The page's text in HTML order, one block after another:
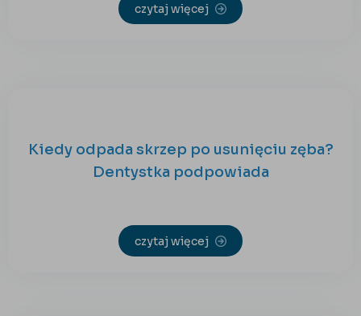
czytaj więcej
Kiedy odpada skrzep po usunięciu zęba?
Dentystka podpowiada
czytaj więcej